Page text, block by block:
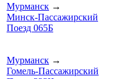
Мурманск →
Минск-Пассажирский
Поезд 065Б
Мурманск →
Гомель-Пассажирский